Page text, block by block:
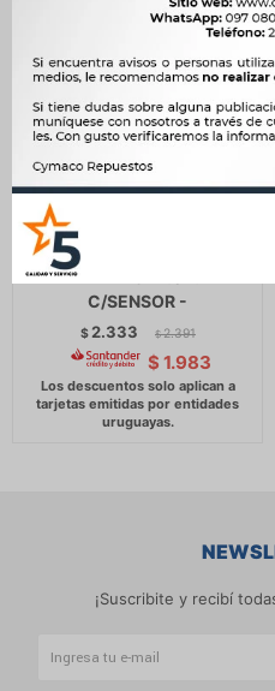
ARBOL DE LEVAS GONOW
WAY DFSK 1.0 1.1
C/SENSOR -
$ 2.333 $ 2.391
$ 1.983
¡Suscribite y recibí